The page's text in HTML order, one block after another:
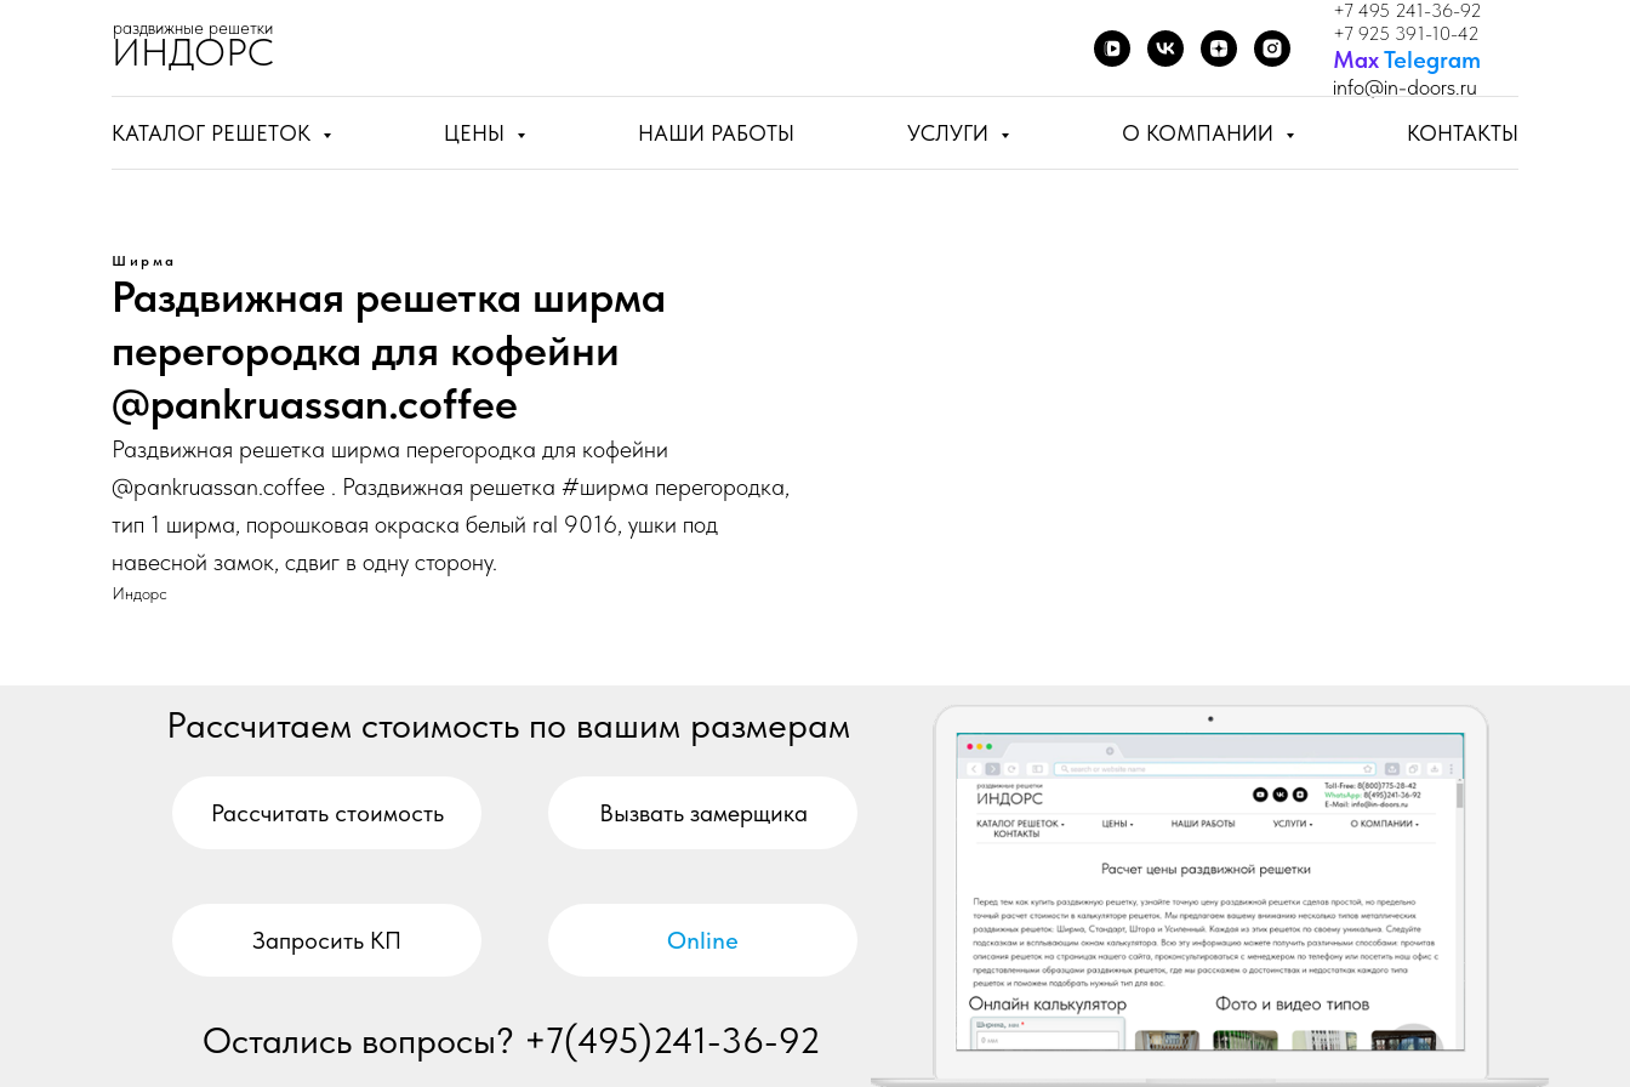
раздвижные решетки
ИНДОРС
+7 495 241-36-92
+7 925 391-10-42
МахTelegram
info@in-doors.ru
КАТАЛОГ РЕШЕТОК
ЦЕНЫ НАШИ РАБОТЫ УСЛУГИ О КОМПАНИИ КОНТАКТЫ
Ширма
Раздвижная решетка ширма
перегородка для кофейни
@pankruassan.coffee
Раздвижная решетка ширма перегородка для кофейни
@pankruassan.coffee . Раздвижная решетка #ширма перегородка,
тип 1 ширма, порошковая окраска белый ral 9016, ушки под
навесной замок, сдвиг в одну сторону.
Индорс
Рассчитаем стоимость по вашим размерам
Рассчитать стоимость
Остались вопросы? +7(495)241-36-92
Вызвать замерщика
Запросить КП Online